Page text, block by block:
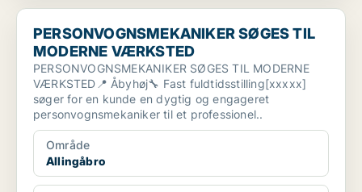
PERSONVOGNSMEKANIKER SØGES TIL MODERNE VÆRKSTED
PERSONVOGNSMEKANIKER SØGES TIL
MODERNE VÆRKSTED
PERSONVOGNSMEKANIKER SØGES TIL MODERNE
VÆRKSTED📍 Åbyhøj🔧 Fast fuldtidsstilling[xxxxx]
søger for en kunde en dygtig og engageret
personvognsmekaniker til et professionel..
Område
Allingåbro